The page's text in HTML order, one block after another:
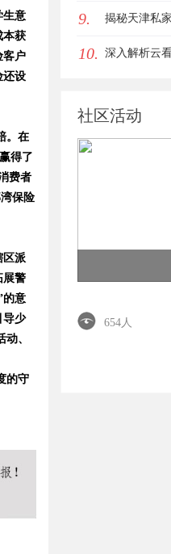
生意
本获
客户
还设
。在
得了
费者
保险
区派
展警
的意
导少
、
的守
9. 揭秘天津私
趋势
10. 深入解析云
社区活动
654人